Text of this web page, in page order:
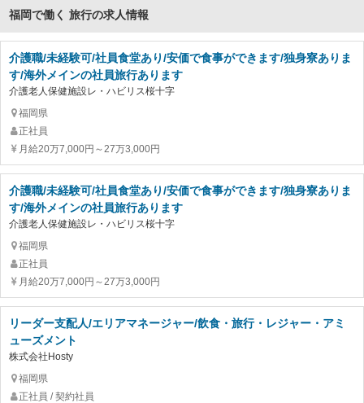
福岡で働く 旅行の求人情報
介護職/未経験可/社員食堂あり/安価で食事ができます/独身寮ありま
す/海外メインの社員旅行あります
介護老人保健施設レ・ハビリス桜十字
福岡県
正社員
月給20万7,000円～27万3,000円
介護職/未経験可/社員食堂あり/安価で食事ができます/独身寮ありま
す/海外メインの社員旅行あります
介護老人保健施設レ・ハビリス桜十字
福岡県
正社員
月給20万7,000円～27万3,000円
リーダー支配人/エリアマネージャー/飲食・旅行・レジャー・アミ
ューズメント
株式会社Hosty
福岡県
正社員 / 契約社員